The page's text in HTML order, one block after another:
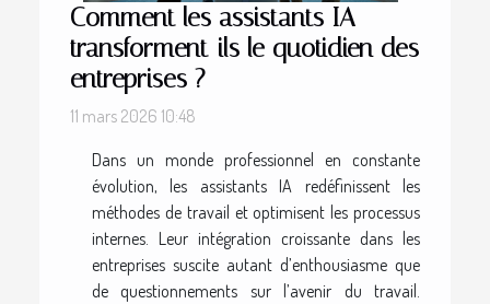
Comment les assistants IA
transforment-ils le quotidien des
entreprises ?
11 mars 2026 10:48
Dans un monde professionnel en constante
évolution, les assistants IA redéfinissent les
méthodes de travail et optimisent les processus
internes. Leur intégration croissante dans les
entreprises suscite autant d’enthousiasme que
de questionnements sur l’avenir du travail.